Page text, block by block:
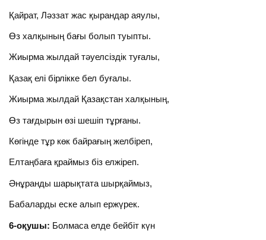
Қайрат, Ләззат жас қырандар аяулы,
Өз халқының бағы болып туыпты.
Жиырма жылдай тәуелсіздік туғалы,
Қазақ елі бірлікке бел буғалы.
Жиырма жылдай Қазақстан халқының,
Өз тағдырын өзі шешіп тұрғаны.
Көгінде тұр көк байрағың желбіреп,
Елтаңбаға қраймыз біз елжіреп.
Әнұранды шарықтата шырқаймыз,
Бабаларды еске алып ержүрек.
6-оқушы: Болмаса елде бейбіт күн